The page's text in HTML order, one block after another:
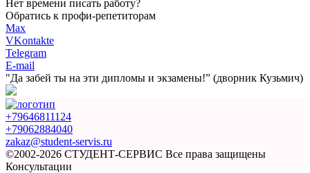
Нет времени писать работу?
Обратись к профи-репетиторам
Max
VKontakte
Telegram
E-mail
"Да забей ты на эти дипломы и экзамены!” (дворник Кузьмич)
+79646811124
+79062884040
zakaz@student-servis.ru
©2002-2026 СТУДЕНТ-СЕРВИС Все права защищены
Консультации